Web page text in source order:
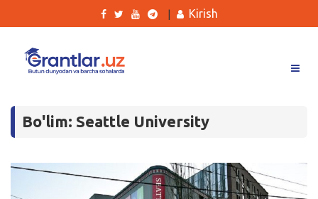
Tanlovlar
Kirish
Bo'lim: Seattle University